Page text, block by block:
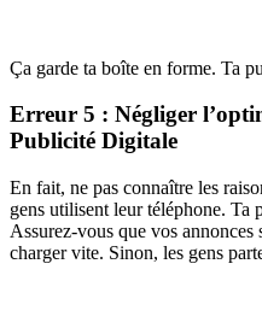
Ça garde ta boîte en forme. Ta
Erreur 5 : Négliger
Publicité Digitale
En fait, ne pas connaître les
gens utilisent leur téléphone. Ta
Assurez-vous que vos
charger vite. Sinon, les gens